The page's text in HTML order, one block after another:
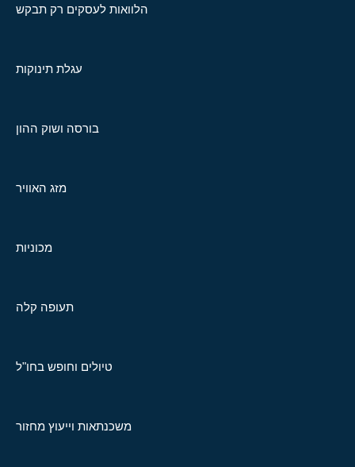
הלוואות לעסקים רק תבקש
עגלת תינוקות
בורסה ושוק ההון
מזג האוויר
מכוניות
תעופה קלה
טיולים וחופש בחו"ל
משכנתאות וייעוץ מחזור